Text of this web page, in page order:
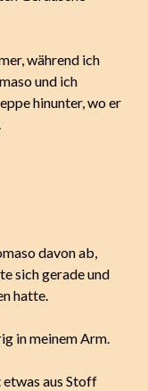
während ich
und ich
hinunter, wo er
davon ab,
sich gerade und
hatte.
in meinem Arm.
etwas aus Stoff